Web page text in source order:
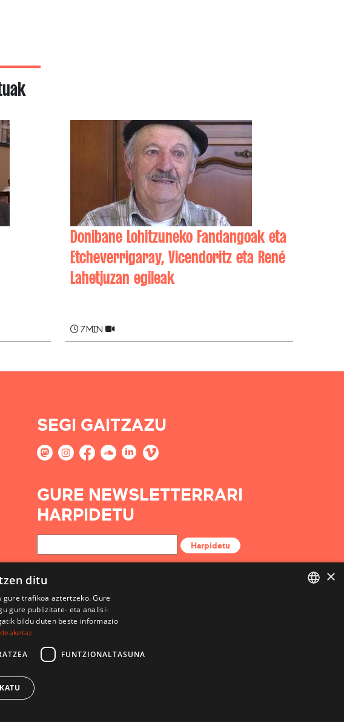
Donibane Lohitzuneko Fandangoak eta
Etcheverrigaray, Vicendoritz eta René
Lahetjuzan egileak
7 min
SEGI GAITZAZU
GURE NEWSLETTERRARI
HARPIDETU
Harpidetu
×
ditu
trafikoa aztertzeko. Gure
gure publizitate- eta analisi-
bildu duten beste informazio
FUNTZIONALTASUNA